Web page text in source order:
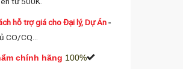
hỗ trợ giá cho Đại lý, Dự Án-
CO/CQ...
chính hãng 100%